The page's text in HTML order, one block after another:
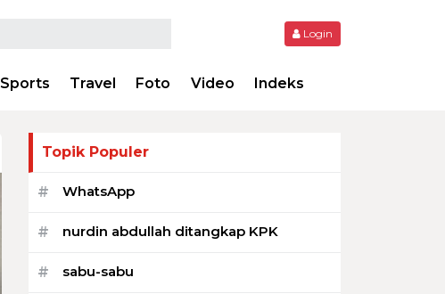
Login
Sports Travel Foto Video Indeks
Topik Populer
# WhatsApp
# nurdin abdullah ditangkap KPK
# sabu-sabu